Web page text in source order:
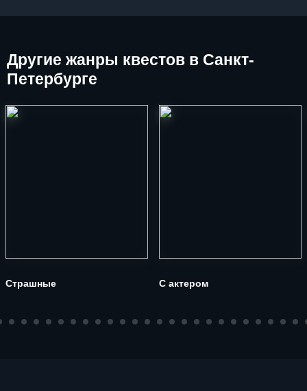
Другие жанры квестов в Санкт-
Петербурге
Страшные С актером